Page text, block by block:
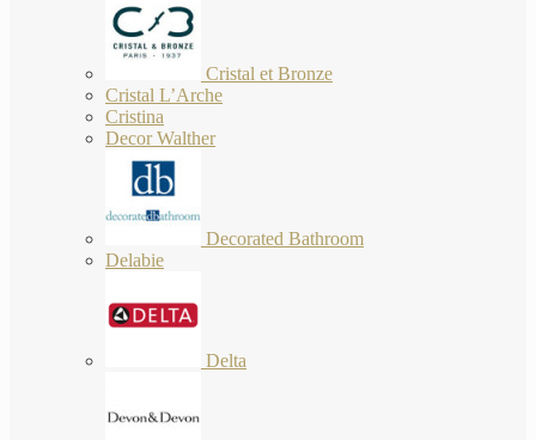
Cristal et Bronze
Cristal L’Arche
Cristina
Decor Walther
Decorated Bathroom
Delabie
Delta